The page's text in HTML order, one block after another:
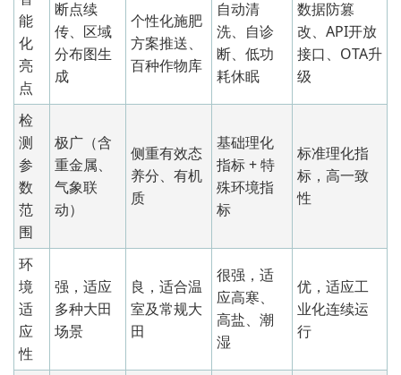
能
化
亮
点
断点续
传、区域
分布图生
成
个性化施肥
方案推送、
百种作物库
自动清
洗、自诊
断、低功
耗休眠
数据防篡
改、API开放
接口、OTA升
级
检
测
参
数
范
围
极广（含
重金属、
气象联
动）
侧重有效态
养分、有机
质
基础理化
指标 + 特
殊环境指
标
标准理化指
标，高一致
性
环
境
适
应
性
强，适应
多种大田
场景
良，适合温
室及常规大
田
很强，适
应高寒、
高盐、潮
湿
优，适应工
业化连续运
行